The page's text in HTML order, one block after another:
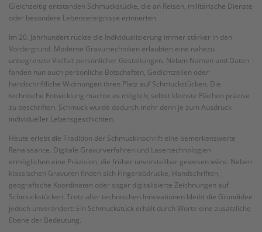
Gleichzeitig entstanden Schmuckstücke, die an Reisen, militärische Dienste
oder besondere Lebensereignisse erinnerten.
Im 20. Jahrhundert rückte die Individualisierung immer stärker in den
Vordergrund. Moderne Gravurtechniken erlaubten eine nahezu
unbegrenzte Vielfalt persönlicher Gestaltungen. Neben Namen und Daten
fanden nun auch persönliche Botschaften, Gedichtzeilen oder
handschriftliche Widmungen ihren Platz auf Schmuckstücken. Die
technische Entwicklung machte es möglich, selbst kleinste Flächen präzise
zu beschriften. Schmuck wurde dadurch mehr denn je zum Ausdruck
individueller Lebensgeschichten.
Heute erlebt die Tradition der Schmuckinschrift eine bemerkenswerte
Renaissance. Digitale Gravurverfahren und Lasertechnologien
ermöglichen eine Präzision, die früher unvorstellbar gewesen wäre. Neben
klassischen Gravuren finden sich Fingerabdrücke, Handschriften,
geografische Koordinaten oder sogar digitalisierte Zeichnungen auf
Schmuckstücken. Trotz aller technischen Innovationen bleibt die Grundidee
jedoch unverändert: Ein Schmuckstück erhält durch Worte eine zusätzliche
Ebene der Bedeutung.